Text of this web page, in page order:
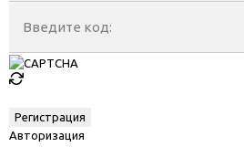
Введите код:
Авторизация